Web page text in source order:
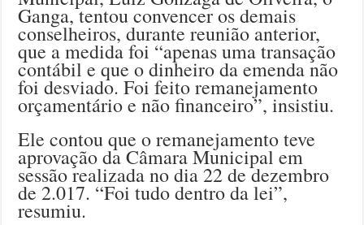
Ganga, tentou convencer os demais
conselheiros, durante reunião anterior,
que a medida foi “apenas uma transação
contábil e que o dinheiro da emenda não
foi desviado. Foi feito remanejamento
orçamentário e não financeiro”, insistiu.
Ele contou que o remanejamento teve
aprovação da Câmara Municipal em
sessão realizada no dia 22 de dezembro
de 2.017. “Foi tudo dentro da lei”,
resumiu.